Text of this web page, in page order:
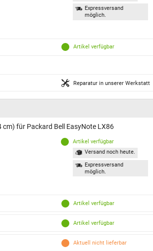
Expressversand
möglich.
Artikel verfügbar
Reparatur in unserer Werkstatt
cm) für Packard Bell EasyNote LX86
Artikel verfügbar
Versand noch heute.
Expressversand
möglich.
Artikel verfügbar
Artikel verfügbar
Aktuell nicht lieferbar